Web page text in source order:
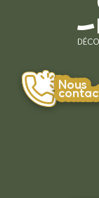
Nous